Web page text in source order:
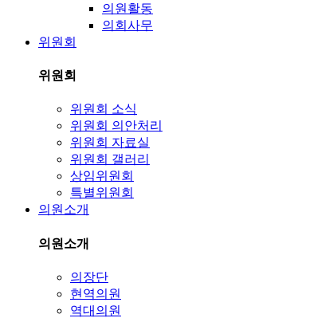
의원활동
의회사무
위원회
위원회
위원회 소식
위원회 의안처리
위원회 자료실
위원회 갤러리
상임위원회
특별위원회
의원소개
의원소개
의장단
현역의원
역대의원